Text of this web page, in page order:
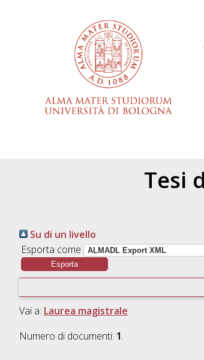
Tesi
Su di un livello
Esporta come
Vai a: Laurea magistrale
Numero di documenti: 1.